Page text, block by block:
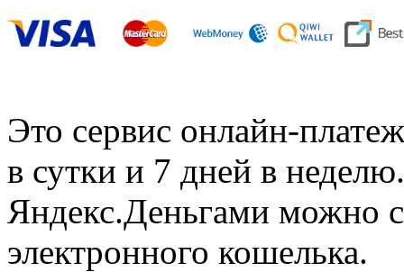
Это сервис онлайн-
в сутки и 7 дней в
Яндекс.Деньгами можно
электронного кошелька.